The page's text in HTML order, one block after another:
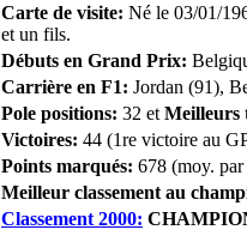
Carte de visite: Né le 03/01/
et un fils.
Débuts en Grand Prix:
Carrière en F1: Jordan (91),
Pole positions: 32 et Meilleurs
Victoires: 44 (1re victoire au
Points marqués: 678 (moy.
Meilleur classement au
Classement 2000: